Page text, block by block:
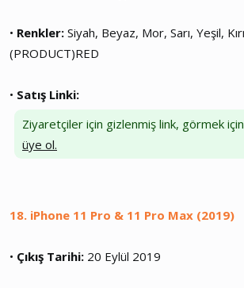
• Renkler: Siyah, Beyaz, Mor, Sarı, Yeşil,
(PRODUCT)RED
• Satış Linki:
Ziyaretçiler için gizlenmiş link, görmek için
üye ol.
18. iPhone 11 Pro & 11 Pro Max (2019)
• Çıkış Tarihi: 20 Eylül 2019